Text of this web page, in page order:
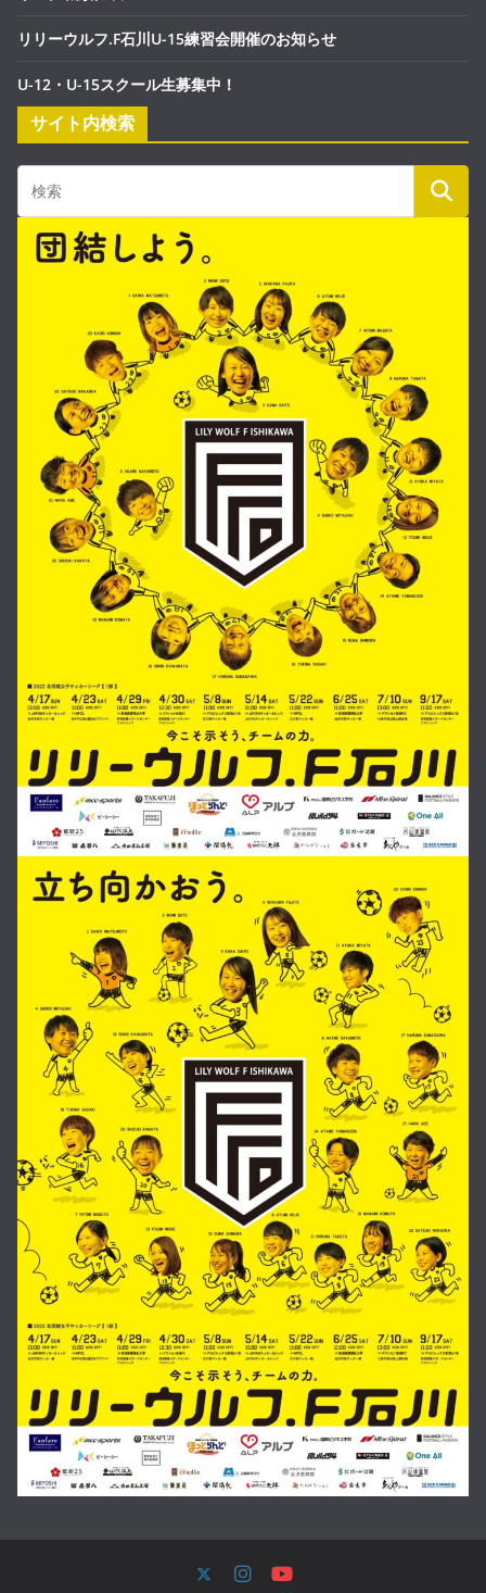
リリーウルフ.F石川U-15練習会開催のお知らせ
U-12・U-15スクール生募集中！
サイト内検索